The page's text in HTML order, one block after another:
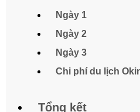
Ngày 1
Ngày 2
Ngày 3
Chi phí du lịch
Tổng kết